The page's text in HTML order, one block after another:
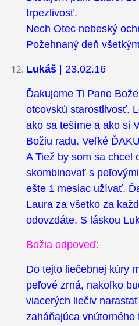
trpezlivosť.
Nech Otec nebeský
Požehnaný deň
Lukáš| 23.02.16
Ďakujeme Ti Pane
otcovskú starostlivosť.
ako sa tešíme a ako si
Božiu radu. Veľké
A Tiež by som sa chcel
skombinovať s
ešte 1 mesiac užívať.
Laura za všetko za
odovzdáte. S láskou
Božia odpoveď:
Do tejto liečebnej kúry
peľové zrná, nakoľko
viacerých liečiv
zaháňajúca